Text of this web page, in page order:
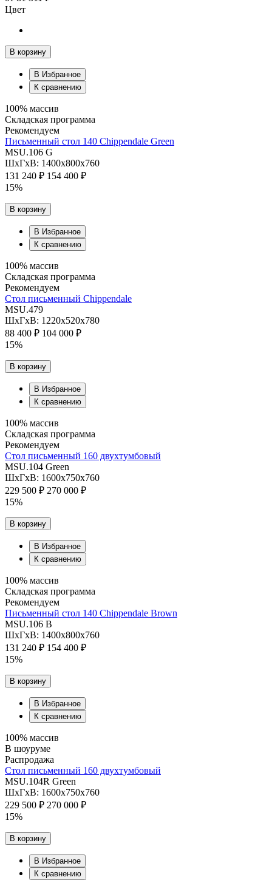
Цвет
В корзину
В Избранное
К сравнению
100% массив
Складская программа
Рекомендуем
Письменный стол 140 Chippendale Green
MSU.106 G
ШхГхВ: 1400х800х760
131 240 ₽ 154 400 ₽
15%
В корзину
В Избранное
К сравнению
100% массив
Складская программа
Рекомендуем
Стол письменный Chippendale
MSU.479
ШхГхВ: 1220х520х780
88 400 ₽ 104 000 ₽
15%
В корзину
В Избранное
К сравнению
100% массив
Складская программа
Рекомендуем
Cтол письменный 160 двухтумбовый
MSU.104 Green
ШхГхВ: 1600х750х760
229 500 ₽ 270 000 ₽
15%
В корзину
В Избранное
К сравнению
100% массив
Складская программа
Рекомендуем
Письменный стол 140 Chippendale Brown
MSU.106 B
ШхГхВ: 1400х800х760
131 240 ₽ 154 400 ₽
15%
В корзину
В Избранное
К сравнению
100% массив
В шоуруме
Распродажа
Cтол письменный 160 двухтумбовый
MSU.104R Green
ШхГхВ: 1600х750х760
229 500 ₽ 270 000 ₽
15%
В корзину
В Избранное
К сравнению